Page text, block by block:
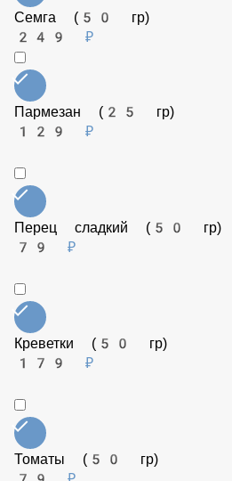
99 ₽
Соус Терияки (50 гр)
79 ₽
Семга (50 гр)
249 ₽
Пармезан (25 гр)
129 ₽